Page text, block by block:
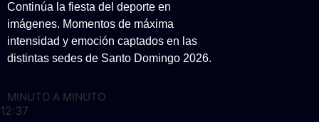
Continúa la fiesta del deporte en
imágenes. Momentos de máxima
intensidad y emoción captados en las
distintas sedes de Santo Domingo 2026.
MINUTO A MINUTO
12:37